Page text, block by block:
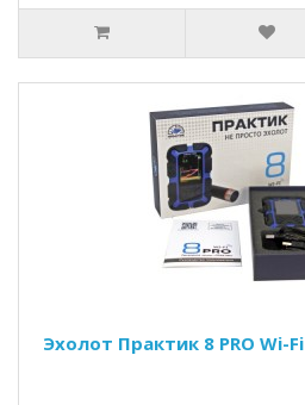
Эхолот Практик 8 PRO Wi-Fi